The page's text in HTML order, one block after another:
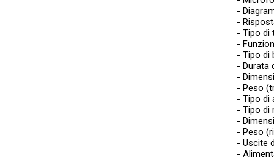
-
-
- Tipo di
-
- Tipo di
- Durata
-
- Peso
- Tipo di
- Tipo di
-
- Peso
- Uscite
-